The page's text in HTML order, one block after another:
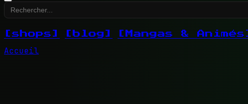
[shops] [blog] [Mangas &
Accueil